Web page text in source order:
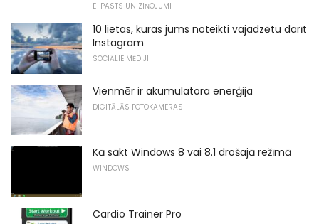
E-PASTS UN ZIŅOJUMI
10 lietas, kuras jums noteikti vajadzētu darīt
Instagram
SOCIĀLIE MĒDIJI
Vienmēr ir akumulatora enerģija
DIGITĀLĀS FOTOKAMERAS
Kā sākt Windows 8 vai 8.1 drošajā režīmā
WINDOWS
Cardio Trainer Pro